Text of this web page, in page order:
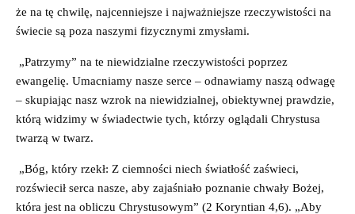
że na tę chwilę, najcenniejsze i najważniejsze rzeczywistości na
świecie są poza naszymi fizycznymi zmysłami.
„Patrzymy” na te niewidzialne rzeczywistości poprzez
ewangelię. Umacniamy nasze serce – odnawiamy naszą odwagę
– skupiając nasz wzrok na niewidzialnej, obiektywnej prawdzie,
którą widzimy w świadectwie tych, którzy oglądali Chrystusa
twarzą w twarz.
„Bóg, który rzekł: Z ciemności niech światłość zaświeci,
rozświecił serca nasze, aby zajaśniało poznanie chwały Bożej,
która jest na obliczu Chrystusowym” (2 Koryntian 4,6). „Aby